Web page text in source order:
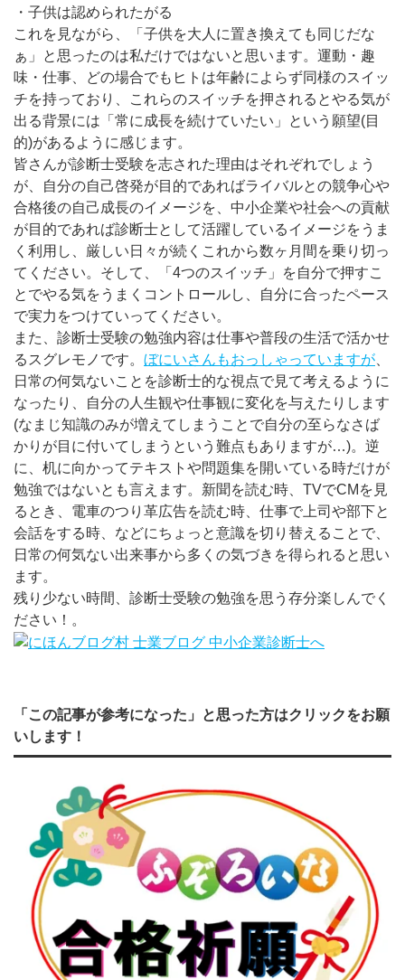
・子供は認められたがる
これを見ながら、「子供を大人に置き換えても同じだな
ぁ」と思ったのは私だけではないと思います。運動・趣
味・仕事、どの場合でもヒトは年齢によらず同様のスイッ
チを持っており、これらのスイッチを押されるとやる気が
出る背景には「常に成長を続けていたい」という願望(目
的)があるように感じます。
皆さんが診断士受験を志された理由はそれぞれでしょう
が、自分の自己啓発が目的であればライバルとの競争心や
合格後の自己成長のイメージを、中小企業や社会への貢献
が目的であれば診断士として活躍しているイメージをうま
く利用し、厳しい日々が続くこれから数ヶ月間を乗り切っ
てください。そして、「4つのスイッチ」を自分で押すこ
とでやる気をうまくコントロールし、自分に合ったペース
で実力をつけていってください。
また、診断士受験の勉強内容は仕事や普段の生活で活かせ
るスグレモノです。 ぼにいさんもおっしゃっていますが
日常の何気ないことを診断士的な視点で見て考えるように
なったり、自分の人生観や仕事観に変化を与えたりします
(なまじ知識のみが増えてしまうことで自分の至らなさば
かりが目に付いてしまうという難点もありますが…)。逆
に、机に向かってテキストや問題集を開いている時だけが
勉強ではないとも言えます。新聞を読む時、TVでCMを見
るとき、電車のつり革広告を読む時、仕事で上司や部下と
会話をする時、などにちょっと意識を切り替えることで、
日常の何気ない出来事から多くの気づきを得られると思い
ます。
残り少ない時間、診断士受験の勉強を思う存分楽しんでく
ださい！。
「この記事が参考になった」と思った方はクリックをお願
いします！